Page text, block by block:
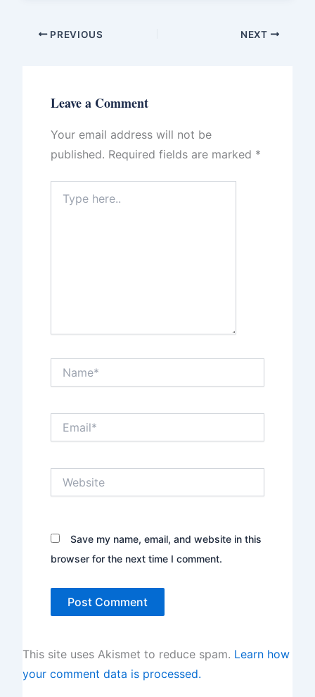
PREVIOUS NEXT
Leave a Comment
Your email address will not be
published. Required fields are marked *
here..
Save my name, email, and website in this
browser for the next time I comment.
This site uses Akismet to reduce spam. Learn how
your comment data is processed.